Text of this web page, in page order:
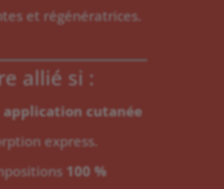
et régénératrices.
allié si :
application cutanée
express.
100 %